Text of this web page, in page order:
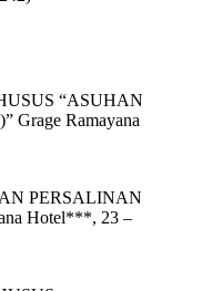
“ASUHAN
Ramayana
PERSALINAN
Hotel***, 23 –